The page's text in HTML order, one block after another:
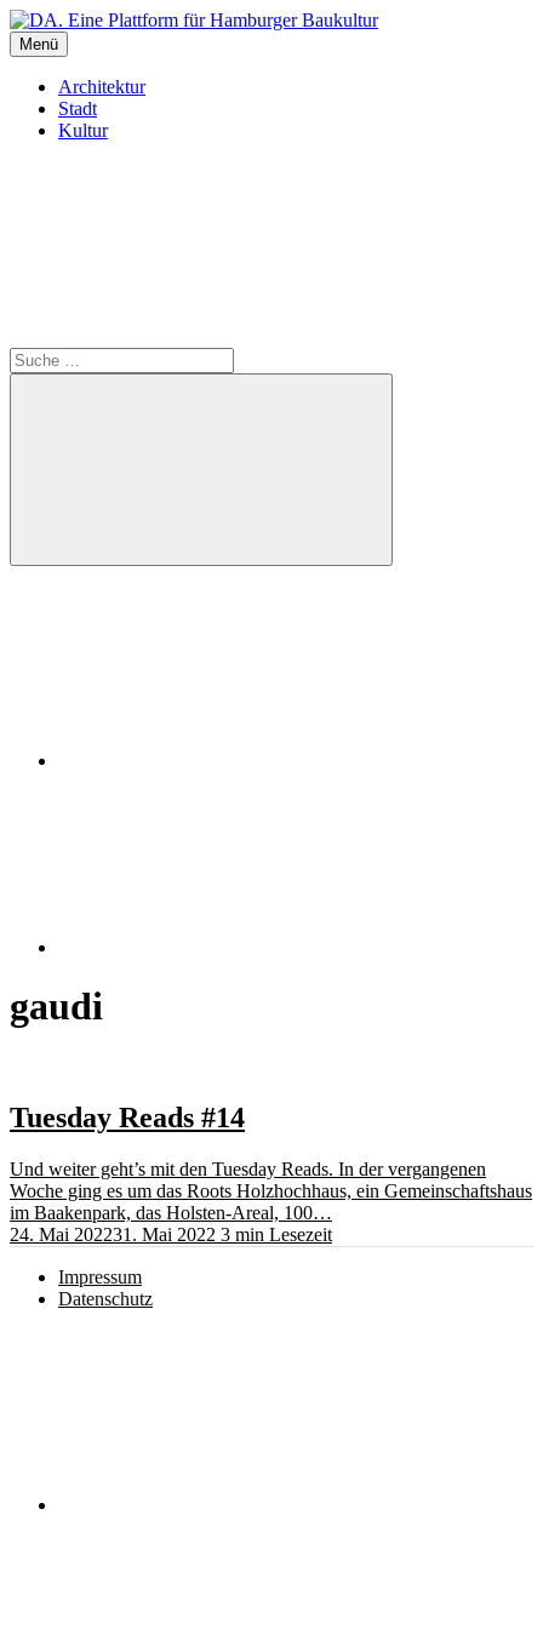
Inhalte
überspringen
DA. Eine Plattform für Hamburger Baukultur
Menü
Architektur
Stadt
Kultur
gaudi
Tuesday Reads #14
Und weiter geht’s mit den Tuesday Reads. In der vergangenen
Woche ging es um das Roots Holzhochhaus, ein Gemeinschaftshaus
im Baakenpark, das Holsten-Areal, 100…
24. Mai 202231. Mai 2022 3 min Lesezeit
Impressum
Datenschutz